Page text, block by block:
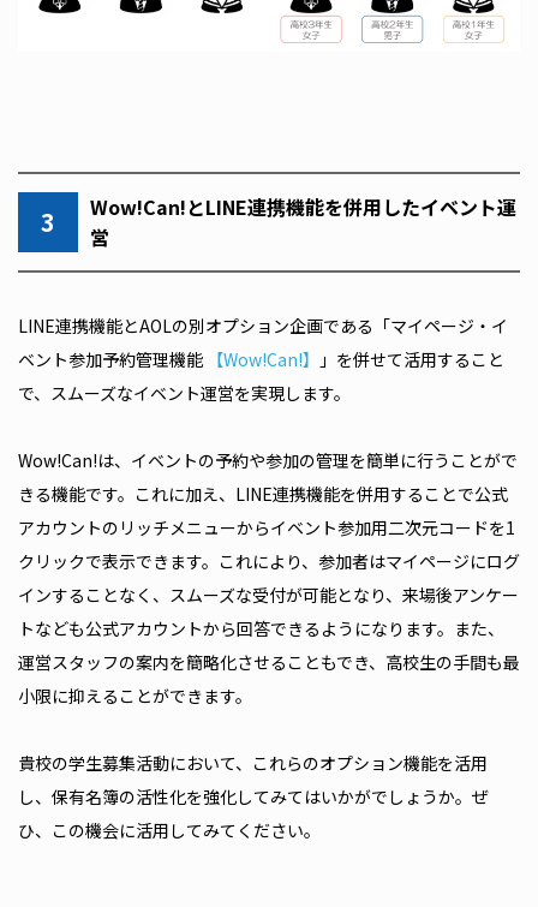
3
Wow!Can!とLINE連携機能を併用したイベント運
営
LINE連携機能とAOLの別オプション企画である「マイページ・イ
ベント参加予約管理機能 【Wow!Can!】
」を併せて活用すること
で、スムーズなイベント運営を実現します。
Wow!Can!は、イベントの予約や参加の管理を簡単に行うことがで
きる機能です。これに加え、LINE連携機能を併用することで公式
アカウントのリッチメニューからイベント参加用二次元コードを1
クリックで表示できます。これにより、参加者はマイページにログ
インすることなく、スムーズな受付が可能となり、来場後アンケー
トなども公式アカウントから回答できるようになります。また、
運営スタッフの案内を簡略化させることもでき、高校生の手間も最
小限に抑えることができます。
貴校の学生募集活動において、これらのオプション機能を活用
し、保有名簿の活性化を強化してみてはいかがでしょうか。ぜ
ひ、この機会に活用してみてください。